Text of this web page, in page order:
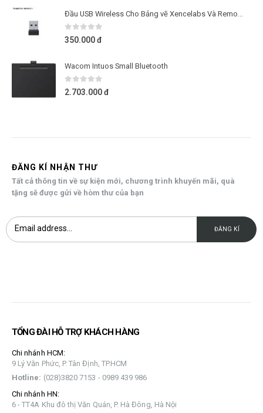
Đầu USB Wireless Cho Bảng vẽ Xencelabs Và Remote Quick Keys
0out of 5
350.000đ
Wacom Intuos Small Bluetooth
0 out of 5
2.703.000đ
ĐĂNG KÍ NHẬN THƯ
Tất cả thông tin về sự kiện mới, chương trình khuyến mãi, quà
tặng sẽ được gửi về hòm thư của bạn
TỔNG ĐÀI HỖ TRỢ KHÁCH HÀNG
Chi nhánh HCM:
9 Lý Văn Phức, P. Tân Định, TP.HCM
Hotline: (028)3820 7153 - 0989 439 986
Chi nhánh HN:
6 - TT4A Khu đô thị Văn Quán, P. Hà Đông, Hà Nội